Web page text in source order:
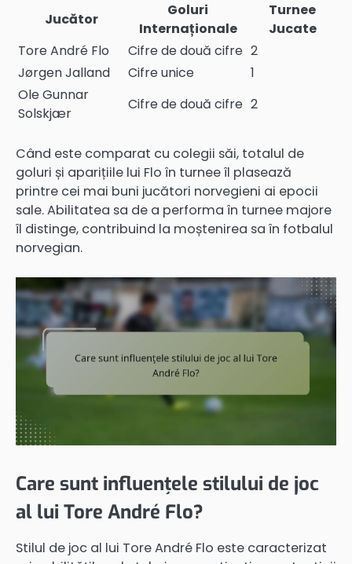
Jucător
Goluri
Internaționale
Turnee
Jucate
Tore André Flo
Cifre de două cifre 2
Jørgen Jalland
Cifre unice
1
Ole Gunnar
Solskjær
Cifre de două cifre 2
Când este comparat cu colegii săi, totalul de
goluri și aparițiile lui Flo în turnee îl plasează
printre cei mai buni jucători norvegieni ai epocii
sale. Abilitatea sa de a performa în turnee majore
îl distinge, contribuind la moștenirea sa în fotbalul
norvegian.
Care sunt influențele stilului de joc
al lui Tore André Flo?
Stilul de joc al lui Tore André Flo este caracterizat